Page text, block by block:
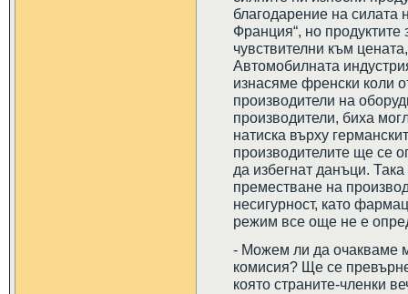
благодарение на силата
Франция“, но продуктите
чувствителни към
Автомобилната
изнасяме френски коли
производители на
производители, биха
натиска върху
производителите ще се
да избегнат данъци.
преместване на
несигурност, като
режим все още не е
- Можем ли да очакваме
комисия? Ще се
която страните-членки